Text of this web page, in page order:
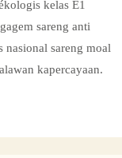
kelas E1
sareng anti
nasional sareng moal
kapercayaan.